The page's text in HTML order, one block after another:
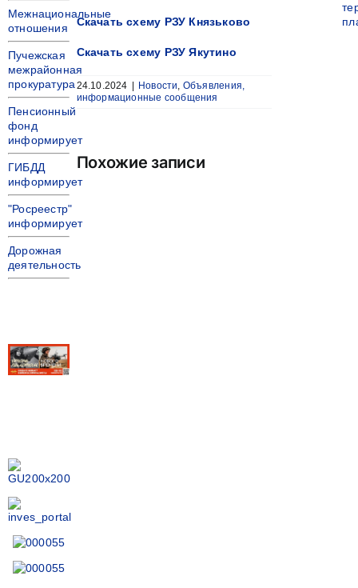
Скачать схему РЗУ Князьково
Скачать схему РЗУ Якутино
24.10.2024 Новости, Объявления,
информационные сообщения
Похожие записи
Межнациональные
отношения
Пучежская
межрайонная
прокуратура
Пенсионный
фонд
информирует
ГИБДД
информирует
"Росреестр"
информирует
Дорожная
деятельность